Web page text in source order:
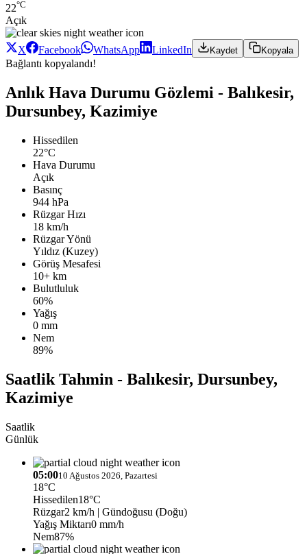
22°C
Açık
X Facebook WhatsApp LinkedIn Kaydet Kopyala
Bağlantı kopyalandı!
Anlık Hava Durumu Gözlemi - Balıkesir,
Dursunbey, Kazimiye
Hissedilen
22°C
Hava Durumu
Açık
Basınç
944 hPa
Rüzgar Hızı
18 km/h
Rüzgar Yönü
Yıldız (Kuzey)
Görüş Mesafesi
10+ km
Bulutluluk
60%
Yağış
0 mm
Nem
89%
Saatlik Tahmin - Balıkesir, Dursunbey,
Kazimiye
Saatlik
Günlük
05:0010 Ağustos 2026, Pazartesi
18°C
Hissedilen18°C
Rüzgar2 km/h | Gündoğusu (Doğu)
Yağış Miktarı0 mm/h
Nem87%